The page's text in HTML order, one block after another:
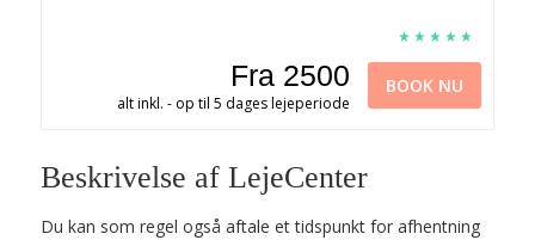
Fra 2500
alt inkl. - op til 5 dages lejeperiode
BOOK NU
Beskrivelse af LejeCenter
Du kan som regel også aftale et tidspunkt for afhentning